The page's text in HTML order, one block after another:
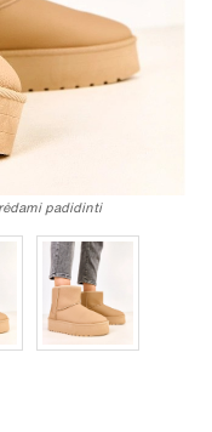
padidinti